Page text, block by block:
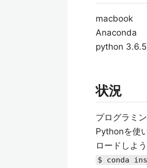
macbook
Anaconda
python 3.6.5
状況
プログラミ
Pythonを使
ロードしよ
$ conda